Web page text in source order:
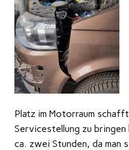
Platz im Motorraum
Servicestellung zu
ca. zwei Stunden, da man